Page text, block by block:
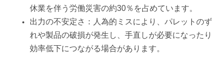
休業を伴う労働災害の約30％を占めています。
出力の不安定さ：人為的ミスにより、パレットのず
れや製品の破損が発生し、手直しが必要になったり
効率低下につながる場合があります。